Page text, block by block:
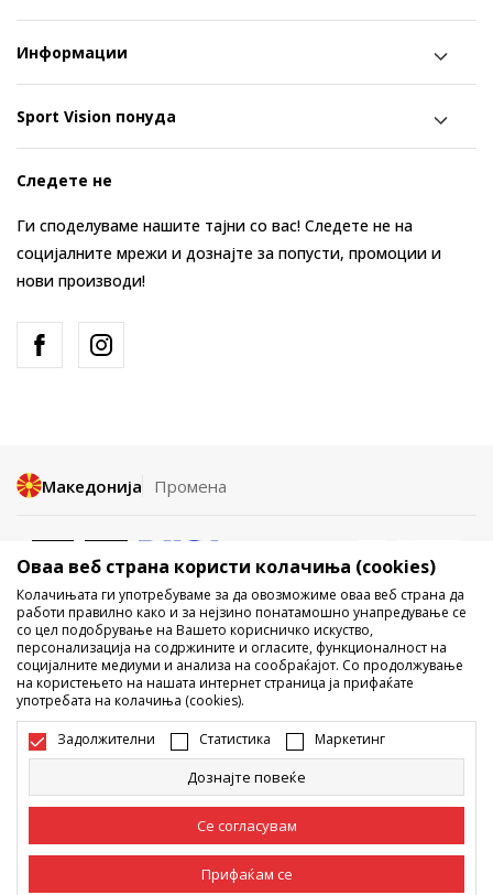
Информации
Sport Vision понуда
Следете не
Ги споделуваме нашите тајни со вас! Следете не на
социјалните мрежи и дознајте за попусти, промоции и
нови производи!
Македонија Промена
Не е дозволено превземање или користење на содржината од
интернет страните на Sport Vision, делумно или целосно a се
однесува на логоа, трговски марки, комерцијални содржини, ниту
истите да се отстапуваат на трети лица, јавно да се објавуваат или да
се користат за било какви цели, без писмена согласност од БДС.МК
ДООЕЛ.
Настојуваме да бидеме што попрецизни во описот на производот,
фотографијата и самата цена, но не можеме да гарантираме дака
сите информации се комплетни и без грешка. Сите прикажани
дека мораат да се достапни во секој момент. Достапноста на
производите може да ја проверите и на телефонскиот број 02 3055
222.
Оваа веб страна користи колачиња (cookies)
Колачињата ги употребуваме за да овозможиме оваа веб страна да
работи правилно како и за нејзино понатамошно унапредување се
со цел подобрување на Вашето корисничко искуство,
персонализација на содржините и огласите, функционалност на
социјалните медиуми и анализа на сообраќајот. Со продолжување
на користењето на нашата интернет страница ја прифаќате
употребата на колачиња (cookies).
Задолжителни Статистика Маркетинг
Дознајте повеќе
Се согласувам
Прифаќам се